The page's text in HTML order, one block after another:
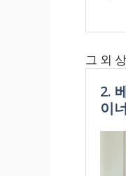
그 외
2.
이